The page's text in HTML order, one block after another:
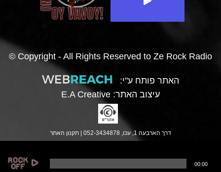
© Copyright - All Rights Reserved to Ze Rock Radio
האתר פותח ע"י:
עיצוב האתר: E.A Creative
דרך הארבעה 1, עכו, 052-3434878 | תקנון האתר
00:00